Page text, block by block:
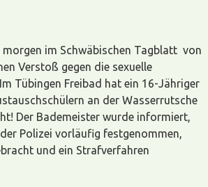
morgen im Schwäbischen Tagblatt von
Verstoß gegen die sexuelle
Tübingen Freibad hat ein 16-Jähriger
an der Wasserrutsche
Der Bademeister wurde informiert,
Polizei vorläufig festgenommen,
und ein Strafverfahren